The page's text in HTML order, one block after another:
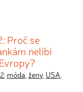
Proč se
nelíbí
, móda, ženy, USA,